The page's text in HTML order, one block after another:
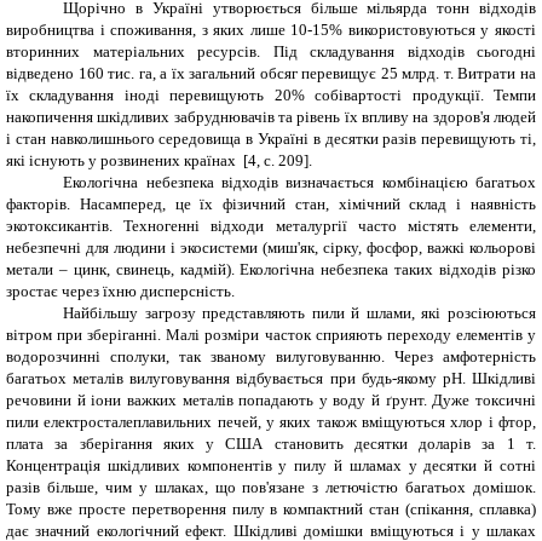
Щорічно в Україні утворюється більше мільярда тонн відходів
виробництва і споживання, з яких лише 10-15% використовуються у якості
вторинних матеріальних ресурсів. Під складування відходів сьогодні
відведено 160 тис. га, а їх загальний обсяг перевищує 25 млрд. т. Витрати на
їх складування іноді перевищують 20% собівартості продукції. Темпи
накопичення шкідливих забруднювачів та рівень їх впливу на здоров'я людей
і стан навколишнього середовища в Україні в десятки разів перевищують ті,
які існують у розвинених країнах [4, с. 209].
Екологічна небезпека відходів визначається комбінацією багатьох
факторів. Насамперед, це їх фізичний стан, хімічний склад і наявність
экотоксикантів. Техногенні відходи металургії часто містять елементи,
небезпечні для людини і экосистеми (миш'як, сірку, фосфор, важкі кольорові
метали – цинк, свинець, кадмій). Екологічна небезпека таких відходів різко
зростає через їхню дисперсність.
Найбільшу загрозу представляють пили й шлами, які розсіюються
вітром при зберіганні. Малі розміри часток сприяють переходу елементів у
водорозчинні сполуки, так званому вилуговуванню. Через амфотерність
багатьох металів вилуговування відбувається при будь-якому рН. Шкідливі
речовини й іони важких металів попадають у воду й ґрунт. Дуже токсичні
пили електросталеплавильних печей, у яких також вміщуються хлор і фтор,
плата за зберігання яких у США становить десятки доларів за 1 т.
Концентрація шкідливих компонентів у пилу й шламах у десятки й сотні
разів більше, чим у шлаках, що пов'язане з летючістю багатьох домішок.
Тому вже просте перетворення пилу в компактний стан (спікання, сплавка)
дає значний екологічний ефект. Шкідливі домішки вміщуються і у шлаках